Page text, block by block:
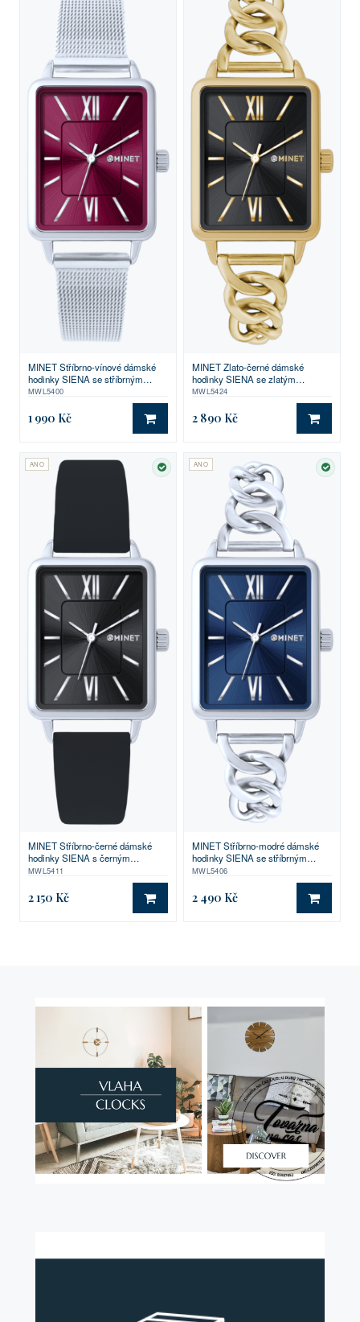
MINET Stříbrno-vínové dámské
hodinky SIENA se stříbrným
ocelovým řemínkem
MWL5400
1 990 Kč DO KOŠÍKU
MINET Zlato-černé dámské
hodinky SIENA se zlatým
ocelovým řemínkem
MWL5424
2 890 Kč DO
ANO
SKLADEM
MINET Stříbrno-černé dámské
hodinky SIENA s černým
koženým řemínkem
MWL5411
2 150 Kč DO KOŠÍKU
ANO
MINET Stříbrno-modré dámské
hodinky SIENA se stříbrným
ocelovým řemínkem
MWL5406
2 490 Kč DO